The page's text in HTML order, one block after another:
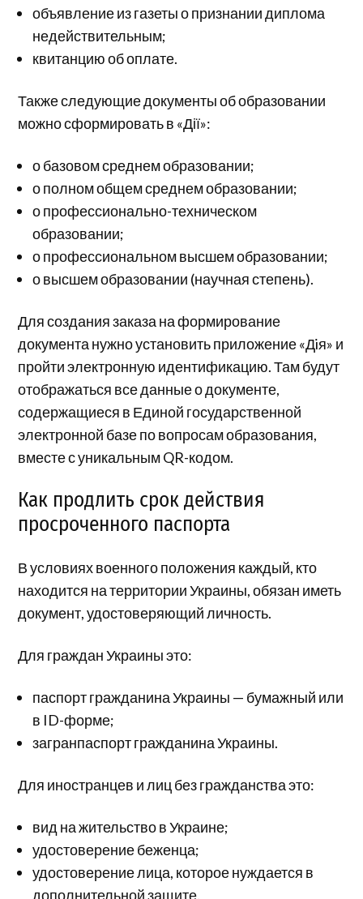
объявление из газеты о признании диплома
недействительным;
квитанцию об оплате.
Также следующие документы об образовании
можно сформировать в «Дії»:
о базовом среднем образовании;
о полном общем среднем образовании;
о профессионально-техническом
образовании;
о профессиональном высшем образовании;
о высшем образовании (научная степень).
Для создания заказа на формирование
документа нужно установить приложение «Дiя» и
пройти электронную идентификацию. Там будут
отображаться все данные о документе,
содержащиеся в Единой государственной
электронной базе по вопросам образования,
вместе с уникальным QR-кодом.
Как продлить срок действия
просроченного паспорта
В условиях военного положения каждый, кто
находится на территории Украины, обязан иметь
документ, удостоверяющий личность.
Для граждан Украины это:
паспорт гражданина Украины — бумажный или
в ID-форме;
загранпаспорт гражданина Украины.
Для иностранцев и лиц без гражданства это:
вид на жительство в Украине;
удостоверение беженца;
удостоверение лица, которое нуждается в
дополнительной защите.